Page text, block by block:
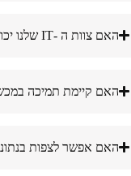
האם צוות ה -IT שלנו יכול לקבל גישה לצרכי אינטגרציות/פתרון תקלות?
האם קיימת תמיכה
האם אפשר לצפות